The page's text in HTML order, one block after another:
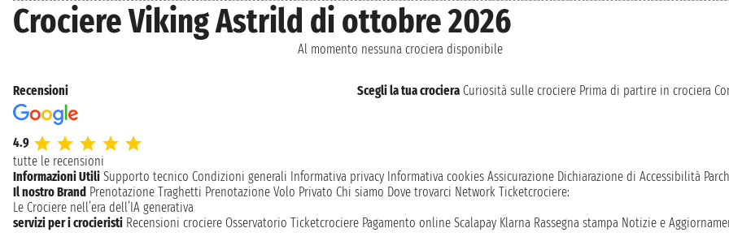
Crociere Viking Astrild di ottobre 2026
Al momento nessuna crociera disponibile
Recensioni
4.9
tutte le recensioni
Scegli la tua crociera Curiosità sulle crociere Prima di partire in crociera
Informazioni Utili Supporto tecnico Condizioni generali Informativa privacy Informativa cookies Assicurazione Dichiarazione di Accessibilità
Il nostro Brand Prenotazione Traghetti Prenotazione Volo Privato Chi siamo Dove trovarci Network Ticketcrociere:
Le Crociere nell’era dell’IA generativa
servizi per i crocieristi Recensioni crociere Osservatorio Ticketcrociere Pagamento online Scalapay Klarna Rassegna stampa Notizie e